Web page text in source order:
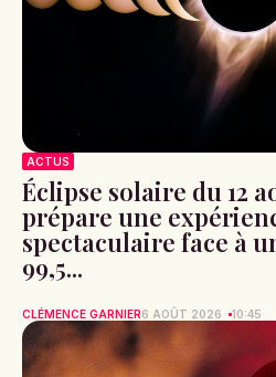
ACTUS
Éclipse solaire du 12
prépare une
spectaculaire face à
99,5...
CLÉMENCE GARNIER6 AOÛT 2026 10:45